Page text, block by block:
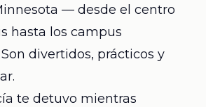
— desde el centro
hasta los campus
divertidos, prácticos y
te detuvo mientras